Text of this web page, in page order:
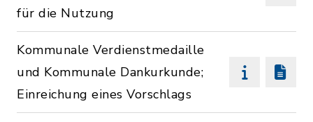
für die Nutzung
Kommunale Verdienstmedaille
und Kommunale Dankurkunde;
Einreichung eines Vorschlags